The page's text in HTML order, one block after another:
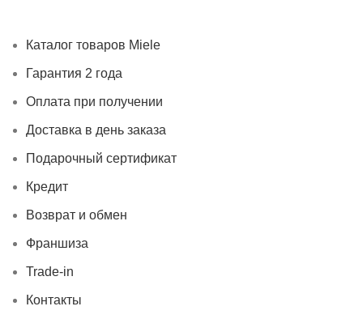
Каталог товаров Miele
Гарантия 2 года
Оплата при получении
Доставка в день заказа
Подарочный сертификат
Кредит
Возврат и обмен
Франшиза
Trade-in
Контакты